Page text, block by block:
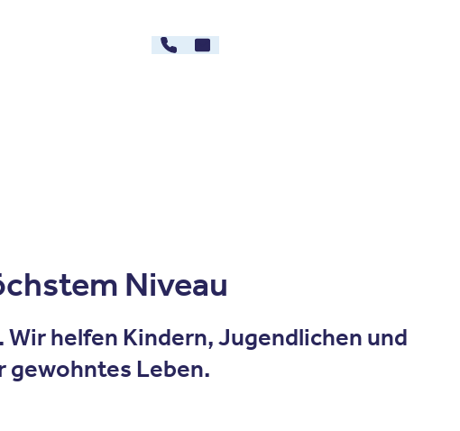
030 - 26478607
Kontakt
Niveau
helfen Kindern, Jugendlichen und
gewohntes Leben.